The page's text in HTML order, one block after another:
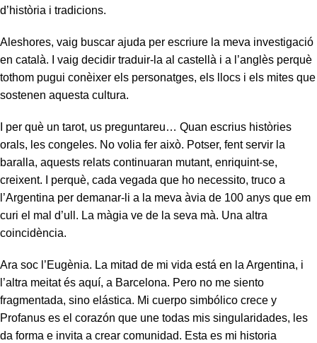
d’història i tradicions.
Aleshores, vaig buscar ajuda per escriure la meva investigació
en català. I vaig decidir traduir-la al castellà i a l’anglès perquè
tothom pugui conèixer els personatges, els llocs i els mites que
sostenen aquesta cultura.
I per què un tarot, us preguntareu… Quan escrius històries
orals, les congeles. No volia fer això. Potser, fent servir la
baralla, aquests relats continuaran mutant, enriquint-se,
creixent. I perquè, cada vegada que ho necessito, truco a
l’Argentina per demanar-li a la meva àvia de 100 anys que em
curi el mal d’ull. La màgia ve de la seva mà. Una altra
coincidència.
Ara soc l’Eugènia. La mitad de mi vida está en la Argentina, i
l’altra meitat és aquí, a Barcelona. Pero no me siento
fragmentada, sino elástica. Mi cuerpo simbólico crece y
Profanus es el corazón que une todas mis singularidades, les
da forma e invita a crear comunidad. Esta es mi historia